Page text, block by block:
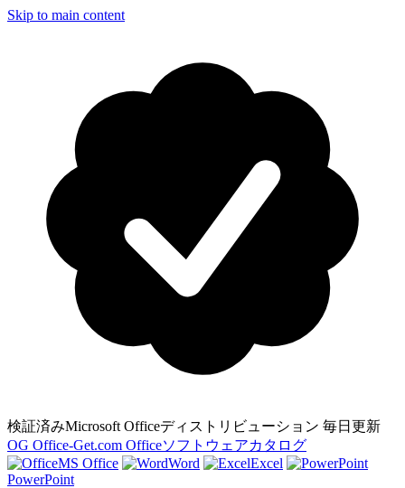
Skip to main content
検証済みMicrosoft Officeディストリビューション 毎日更新
OG Office-Get.com Officeソフトウェアカタログ
MS Office
Word
Excel
PowerPoint